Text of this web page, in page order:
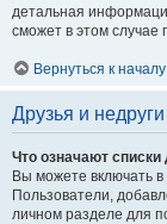
детальная
сможет в этом случае
Вернуться к началу
Друзья и недруги
Что означают списки
Вы можете включать в
Пользователи,
личном разделе для